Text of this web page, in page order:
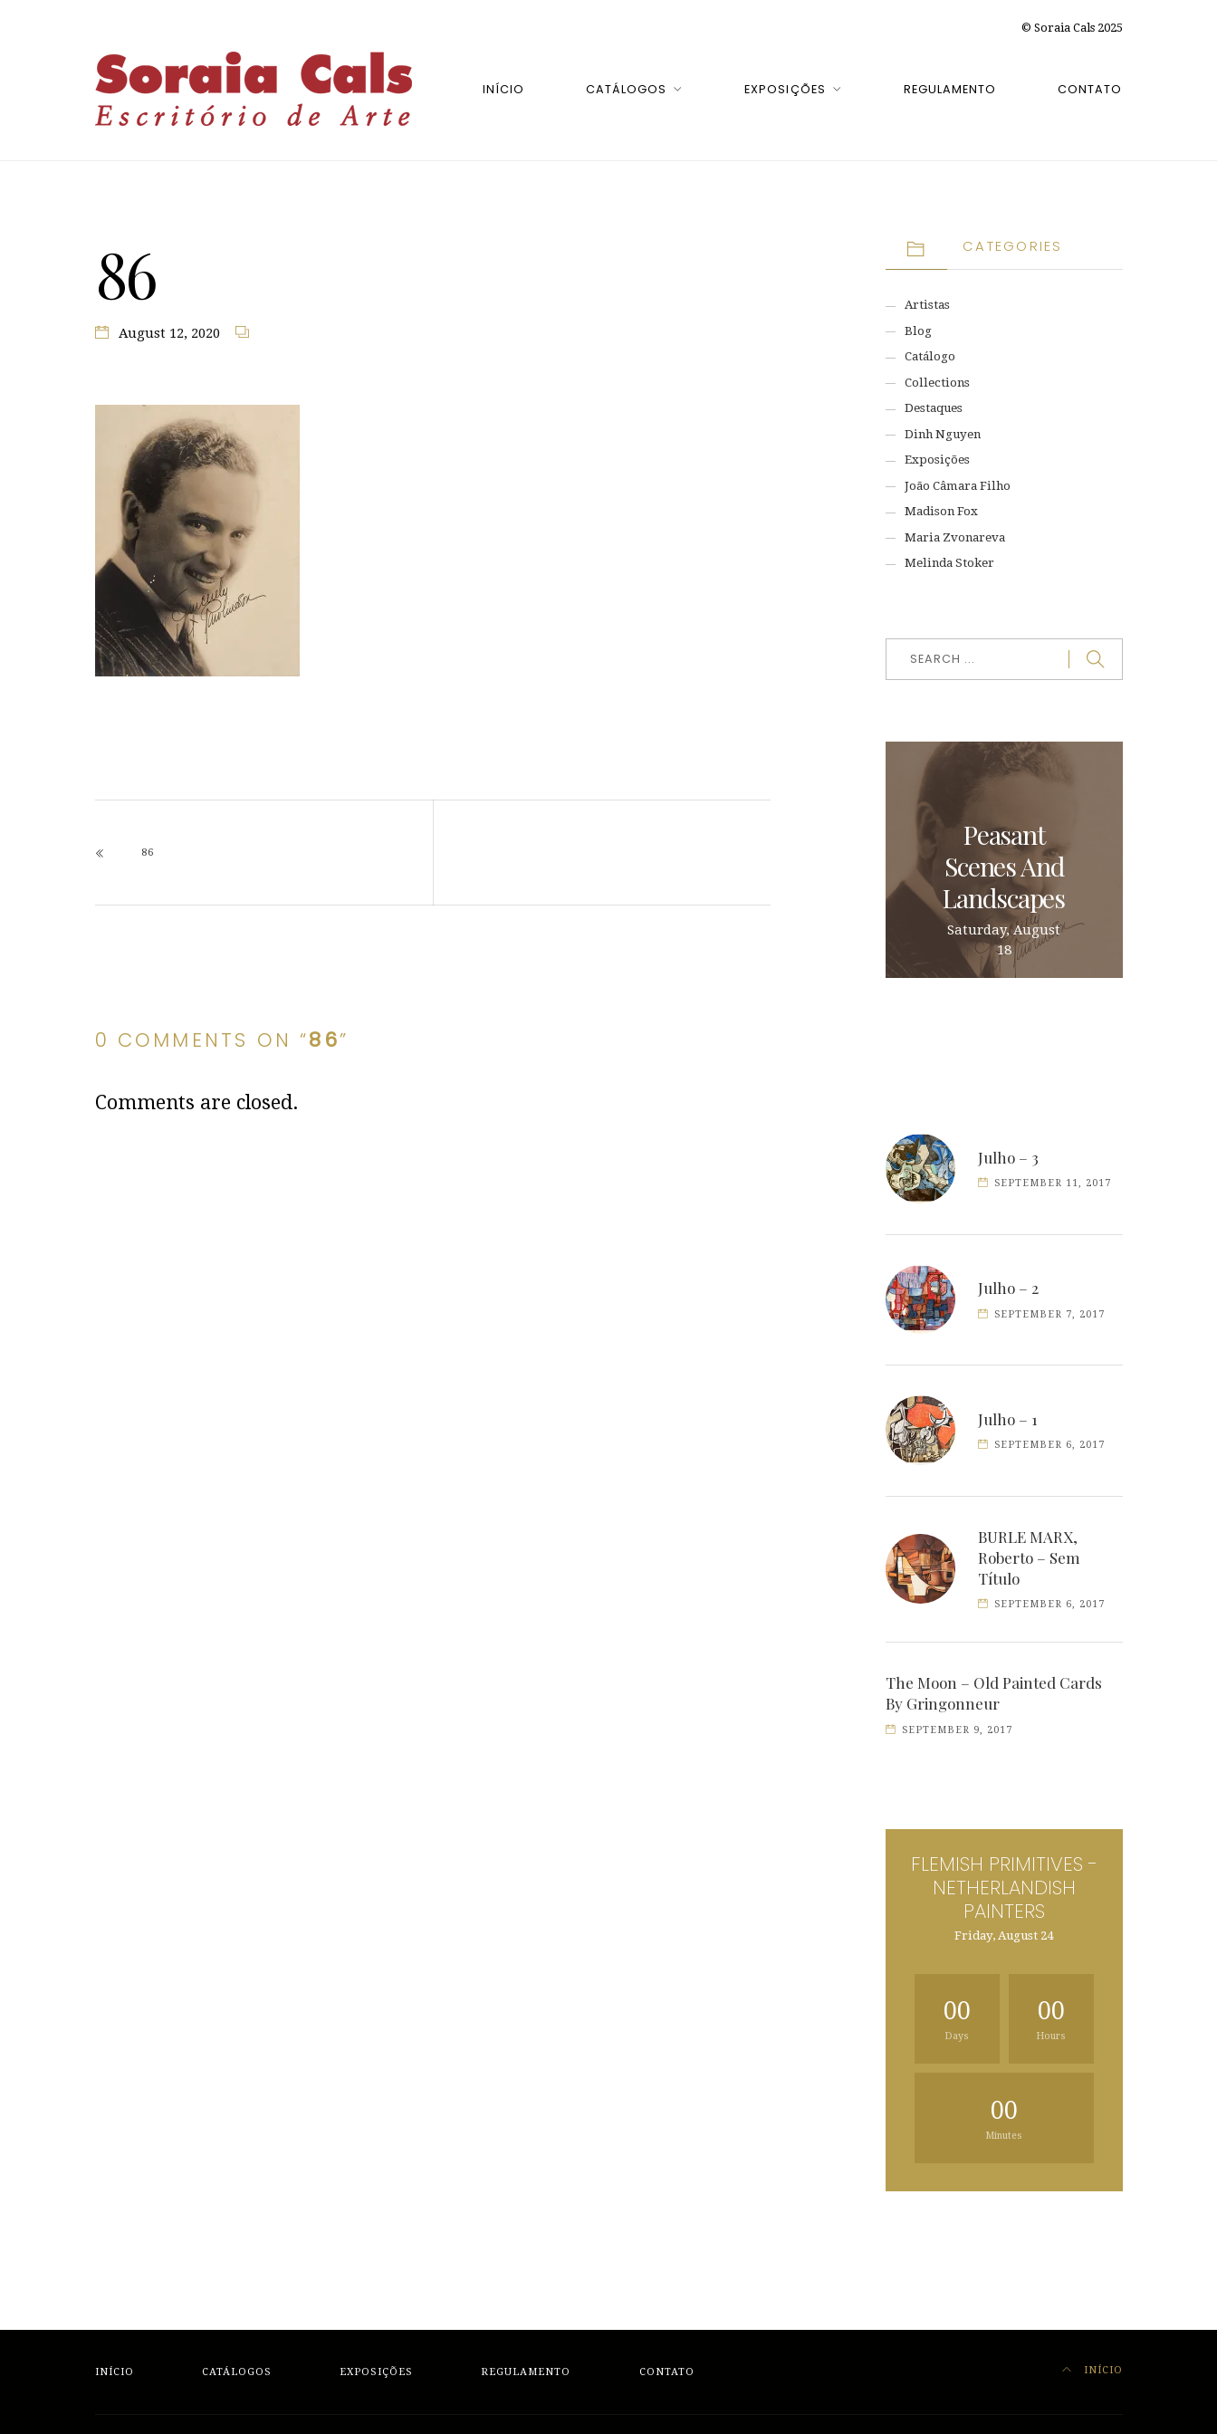
© Soraia Cals 2025
INÍCIO CATÁLOGOS EXPOSIÇÕES REGULAMENTO CONTATO
86
August 12, 2020
86
0 COMMENTS ON “86”
Comments are closed.
CATEGORIES
Artistas
Blog
Catálogo
Collections
Destaques
Dinh Nguyen
Exposições
João Câmara Filho
Madison Fox
Maria Zvonareva
Melinda Stoker
Peasant
Scenes And
Landscapes
Saturday, August
18
Julho – 3
SEPTEMBER 11, 2017
Julho – 2
SEPTEMBER 7, 2017
Julho – 1
SEPTEMBER 6, 2017
BURLE MARX,
Roberto – Sem
Título
SEPTEMBER 6, 2017
The Moon – Old Painted Cards
By Gringonneur
SEPTEMBER 9, 2017
FLEMISH PRIMITIVES -
NETHERLANDISH
PAINTERS
Friday, August 24
00
Days
00
Hours
00
Minutes
INÍCIO CATÁLOGOS EXPOSIÇÕES REGULAMENTO CONTATO INÍCIO